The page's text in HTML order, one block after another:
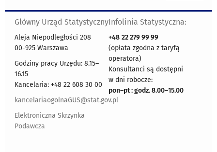
Główny Urząd Statystyczny
Aleja Niepodległości 208
00-925 Warszawa
Godziny pracy Urzędu: 8.15–
16.15
Kancelaria: +48 22 608 30 00
kancelariaogolnaGUS@stat.gov.pl
Elektroniczna Skrzynka
Podawcza
Infolinia Statystyczna:
+48 22 279 99 99
(opłata zgodna z taryfą
operatora)
Konsultanci są dostępni
w dni robocze:
pon–pt : godz. 8.00–15.00